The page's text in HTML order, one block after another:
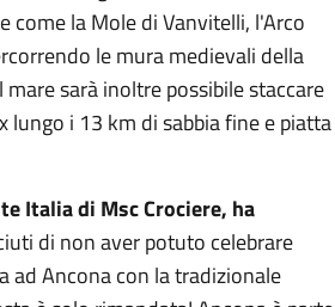
la Mole di Vanvitelli, l'Arco
le mura medievali della
sarà inoltre possibile staccare
lungo i 13 km di sabbia fine e piatta
Italia di Msc Crociere, ha
di non aver potuto celebrare
ad Ancona con la tradizionale